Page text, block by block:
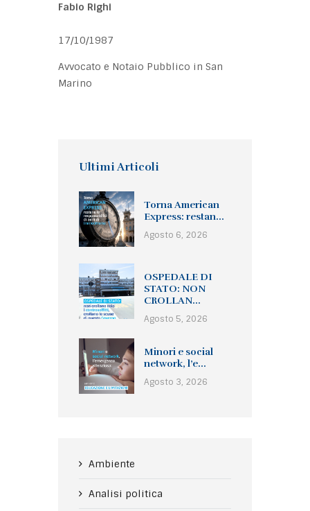
Fabio Righi
17/10/1987
Avvocato e Notaio Pubblico in San
Marino
Ultimi Articoli
Torna American
Express: restan...
Agosto 6, 2026
OSPEDALE DI
STATO: NON
CROLLAN...
Agosto 5, 2026
Minori e social
network, l’e...
Agosto 3, 2026
Ambiente
Analisi politica